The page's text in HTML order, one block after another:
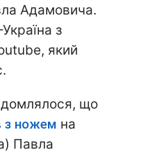
Адамовича.
з
який
що
з ножем на
Павла